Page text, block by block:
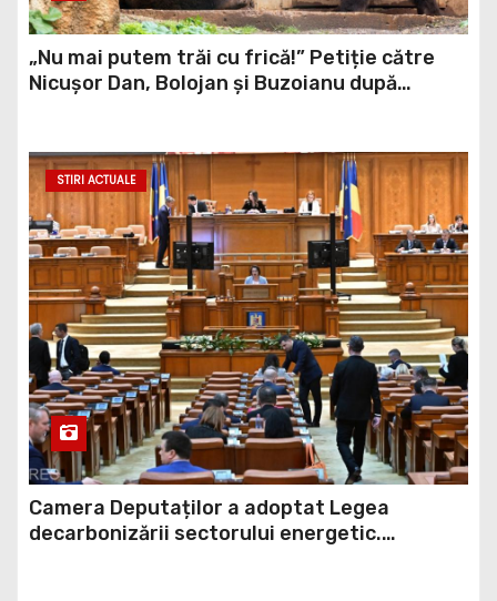
„Nu mai putem trăi cu frică!” Petiție către
Nicușor Dan, Bolojan și Buzoianu după
STIRI ACTUALE
Camera Deputaților a adoptat Legea
decarbonizării sectorului energetic.